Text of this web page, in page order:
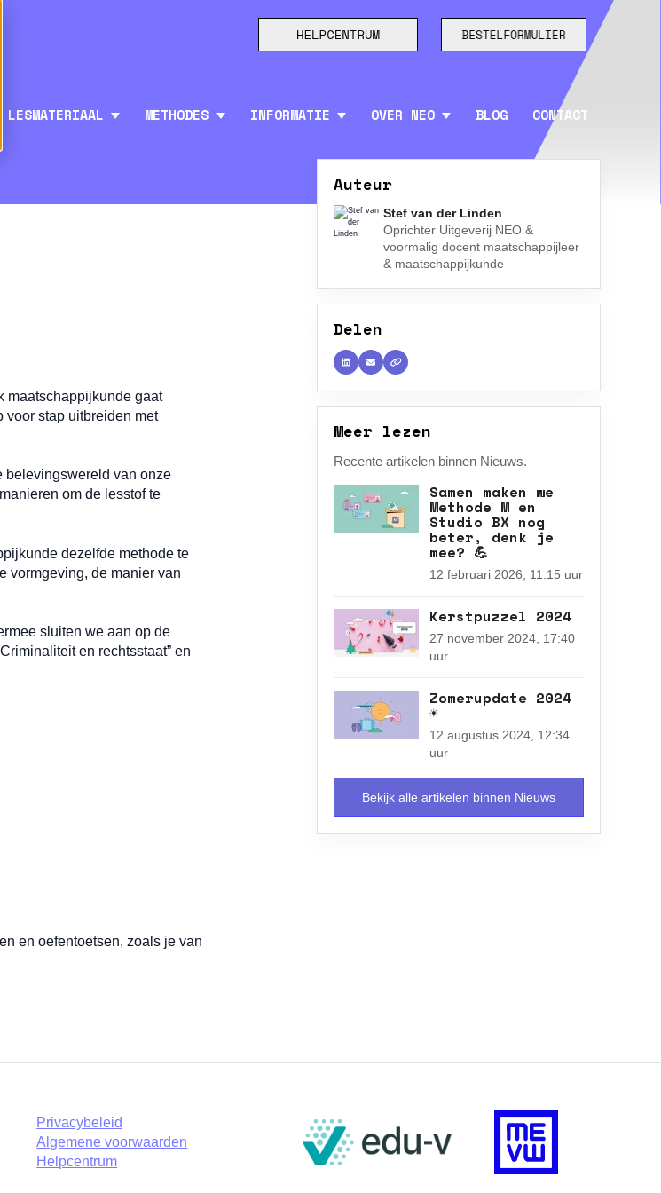
LESMATERIAAL METHODES INFORMATIE OVER NEO BLOG CONTACT
maatschappijkunde gaat
voor stap uitbreiden met
belevingswereld van onze
om de lesstof te
dezelfde methode te
vormgeving, de manier van
sluiten we aan op de
en rechtsstaat” en
en oefentoetsen, zoals je van
Auteur
Stef van der Linden
Oprichter Uitgeverij NEO &
voormalig docent maatschappijleer
& maatschappijkunde
Delen
Meer lezen
Recente artikelen binnen Nieuws.
Samen maken we
Methode M en
Studio BX nog
beter, denk je
mee? 💪
12 februari 2026, 11:15 uur
Kerstpuzzel 2024
27 november 2024, 17:40
uur
Zomerupdate 2024
☀️
12 augustus 2024, 12:34
uur
Bekijk alle artikelen binnen Nieuws
Privacybeleid
Algemene voorwaarden
Helpcentrum